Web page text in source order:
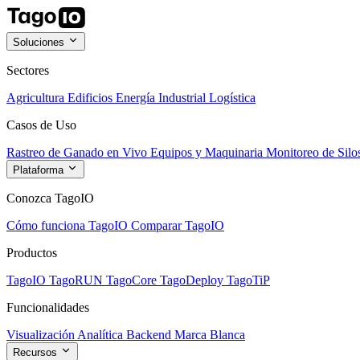
Soluciones
Sectores
Agricultura Edificios Energía Industrial Logística
Casos de Uso
Rastreo de Ganado en Vivo Equipos y Maquinaria Monitoreo de
Plataforma
Conozca TagoIO
Cómo funciona TagoIO Comparar TagoIO
Productos
TagoIO TagoRUN TagoCore TagoDeploy TagoTiP
Funcionalidades
Visualización Analítica Backend Marca Blanca
Recursos